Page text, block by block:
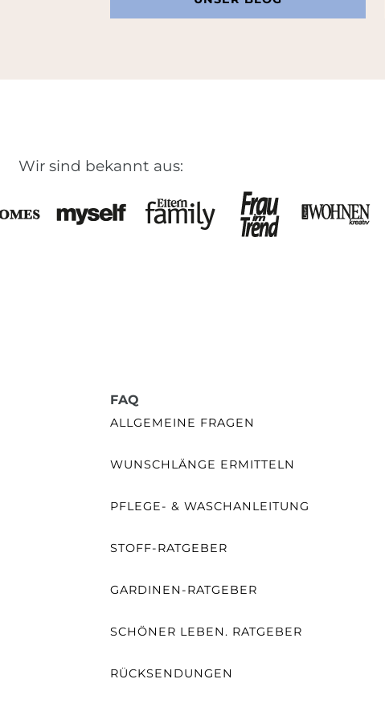
Wir sind bekannt aus:
FAQ
ALLGEMEINE FRAGEN
WUNSCHLÄNGE ERMITTELN
PFLEGE- & WASCHANLEITUNG
STOFF-RATGEBER
GARDINEN-RATGEBER
SCHÖNER LEBEN. RATGEBER
RÜCKSENDUNGEN